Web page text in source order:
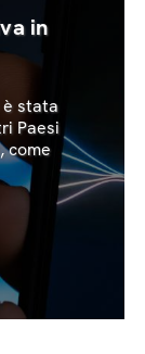
in
è stata
Paesi
come